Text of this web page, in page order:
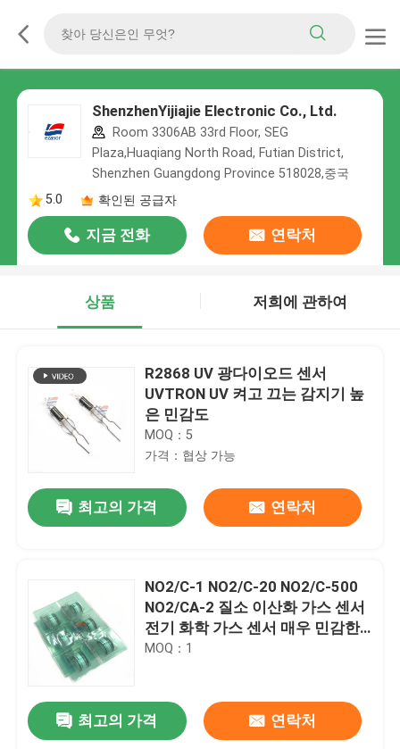
ShenzhenYijiajie Electronic Co., Ltd.
Room 3306AB 33rd Floor, SEG
Plaza,Huaqiang North Road, Futian District,
Shenzhen Guangdong Province 518028,중국
5.0
확인된 공급자
지금 전화 연락처
상품 저희에 관하여
R2868 UV 광다이오드 센서
UVTRON UV 켜고 끄는 감지기 높
은 민감도
MOQ：5
가격：협상 가능
최고의 가격 연락처
NO2/C-1 NO2/C-20 NO2/C-500
NO2/CA-2 질소 이산화 가스 센서
전기 화학 가스 센서 매우 민감한
NO2 측정 대기 질 지속적인 모니
MOQ：1
최고의 가격 연락처